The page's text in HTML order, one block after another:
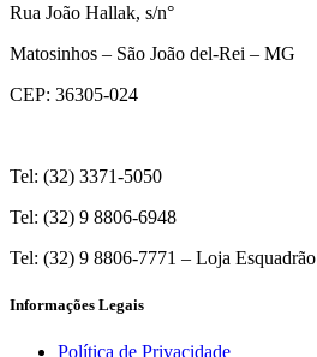
Rua João Hallak, s/n°
Matosinhos – São João del-Rei – MG
CEP: 36305-024
Tel: (32) 3371-5050
Tel: (32) 9 8806-6948
Tel: (32) 9 8806-7771 – Loja Esquadrão
Informações Legais
Política de Privacidade